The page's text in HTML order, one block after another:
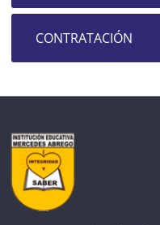
CONTRATACIÓN